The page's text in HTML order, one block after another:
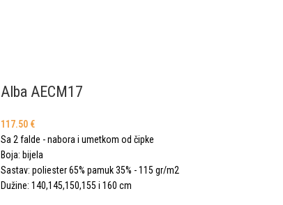
Alba AECM17
117.50 €
Sa 2 falde - nabora i umetkom od čipke
Boja: bijela
Sastav: poliester 65% pamuk 35% - 115 gr/m2
Dužine: 140,145,150,155 i 160 cm